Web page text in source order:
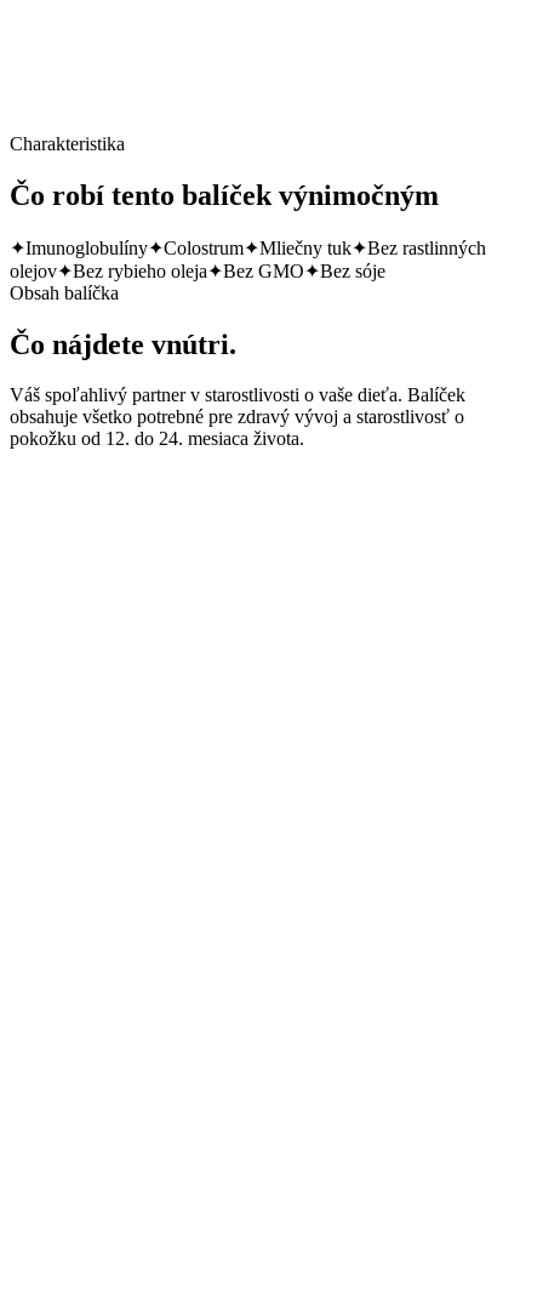
Charakteristika
Čo robí tento balíček výnimočným
✦Imunoglobulíny✦Colostrum✦Mliečny tuk✦Bez rastlinných
olejov✦Bez rybieho oleja✦Bez GMO✦Bez sóje
Obsah balíčka
Čo nájdete vnútri.
Váš spoľahlivý partner v starostlivosti o vaše dieťa. Balíček
obsahuje všetko potrebné pre zdravý vývoj a starostlivosť o
pokožku od 12. do 24. mesiaca života.